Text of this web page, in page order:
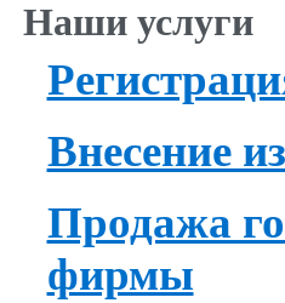
Наши услуги
Внесение
Продажа
фирмы